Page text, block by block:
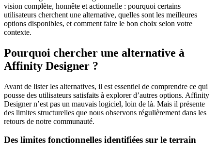
vision complète, honnête et actionnelle : pourquoi certains
utilisateurs cherchent une alternative, quelles sont les meilleures
options disponibles, et comment faire le bon choix selon votre
contexte.
Pourquoi chercher une alternative à
Affinity Designer ?
Avant de lister les alternatives, il est essentiel de comprendre ce qui
pousse des utilisateurs satisfaits à explorer d’autres options. Affinity
Designer n’est pas un mauvais logiciel, loin de là. Mais il présente
des limites structurelles que nous observons régulièrement dans les
retours de notre communauté.
Des limites fonctionnelles identifiées sur le terrain